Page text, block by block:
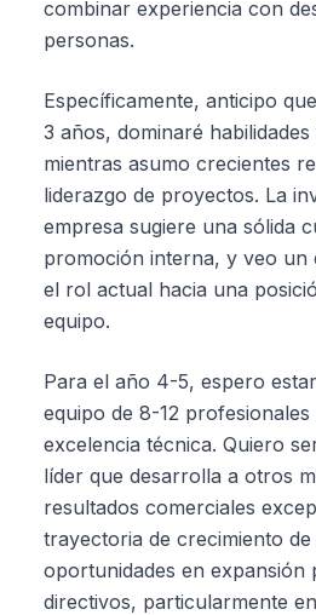
combinar experiencia con
personas.
Específicamente, anticipo
3 años, dominaré
mientras asumo crecientes
liderazgo de proyectos. La
empresa sugiere una sólida
promoción interna, y veo un
el rol actual hacia una
equipo.
Para el año 4-5, espero
equipo de 8-12
excelencia técnica. Quiero
líder que desarrolla a otros
resultados comerciales
trayectoria de crecimiento
oportunidades en expansión
directivos, particularmente